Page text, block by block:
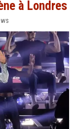
à Londres